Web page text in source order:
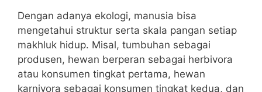
Dengan adanya ekologi, manusia bisa
mengetahui struktur serta skala pangan setiap
makhluk hidup. Misal, tumbuhan sebagai
produsen, hewan berperan sebagai herbivora
atau konsumen tingkat pertama, hewan
karnivora sebagai konsumen tingkat kedua, dan